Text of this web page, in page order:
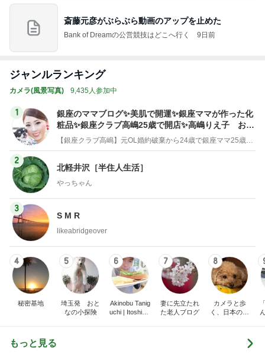
斎藤元彦がぶらぶら動画のアップを止めた
Bank of Dreamの公営競技はどこへ行く 9日前
ジャンルランキング
カメラ(風景写真) 9,435人参加中
1
銀座のママブログ✨美肌で開運✨銀座ママが作った化
粧品✨銀座クラブ高嶋25歳で開店✨高嶋りえ子 お着
物でエルメス バーキン コーデ
【銀座クラブ高嶋】元OL婚約破棄から24歳で銀座ママ25歳でオーナーママ銀座 美肌で開運♡パワースポット巡り高嶋りえ子ブログ
2
北軽井沢［半住人生活］
やっちゃん
3
S M R
likeabridgeover
4
秘密基地
5
埼玉発 おと
なの小探険
6
Akinobu Tanig
uchi | Itoshima
7
妻に先立たれ
た老人ブログ
8
カメラと歩
く、日本の風
もっと見る